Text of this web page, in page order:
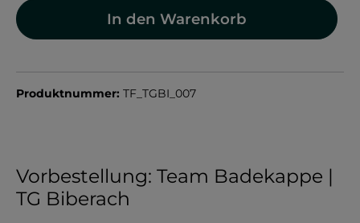
In den Warenkorb
Produktnummer: TF_TGBI_007
Vorbestellung: Team Badekappe |
TG Biberach